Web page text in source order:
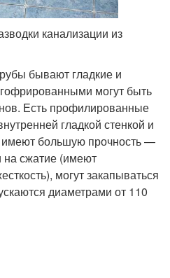
канализации из
бывают гладкие и
могут быть
Есть профилированные
гладкой стенкой и
большую прочность —
на сжатие (имеют
могут закапываться
диаметрами от 110